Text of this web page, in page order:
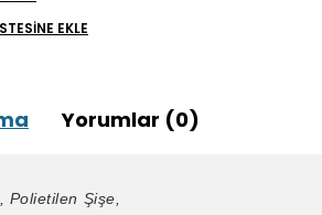
EKLE
Yorumlar (0)
Polietilen Şişe,